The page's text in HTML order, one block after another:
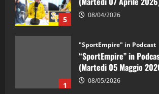
5 08/04/2026
1
"SportEmpire" in Podcast
“SportEmpire” in
(Martedi 05 Maggio
08/05/2026